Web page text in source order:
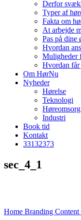
Derfor
Typer af
Fakta om
At arbejde
Pas på dine
Hvordan
Muligheder
Hvordan får
Om HørNu
Nyheder
Hørelse
Teknologi
Høreomsorg
Industri
Book tid
Kontakt
33132373
sec_4_1
Home Branding Content